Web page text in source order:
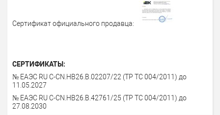
Сертификат официального продавца:
СЕРТИФИКАТЫ:
№ ЕАЭС RU C-CN.НВ26.B.02207/22 (ТР ТС 004/2011) до
11.05.2027
№ ЕАЭС RU С-СN.НВ26.В.42761/25 (ТР ТС 004/2011) до
27.08.2030